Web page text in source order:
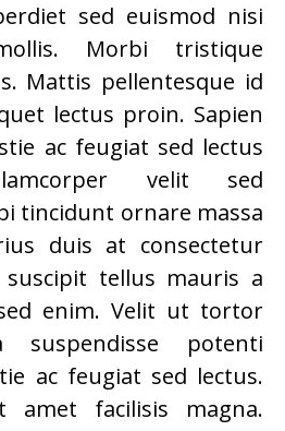
sed euismod nisi
Morbi tristique
Mattis pellentesque id
lectus proin. Sapien
ac feugiat sed lectus
velit sed
tincidunt ornare massa
duis at consectetur
tellus mauris a
enim. Velit ut tortor
suspendisse potenti
ac feugiat sed lectus.
facilisis magna.